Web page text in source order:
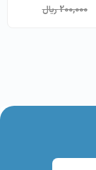
200,000 ریال